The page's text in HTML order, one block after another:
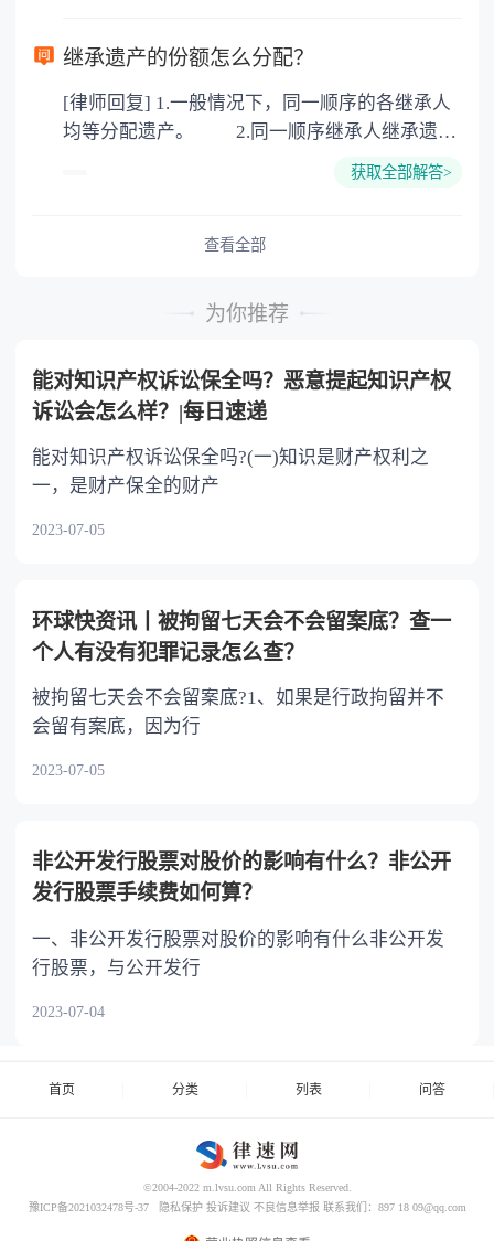
以防对财产继承发生纠纷，可以对遗产继承进行
公证。
继承遗产的份额怎么分配？
[律师回复] 1.一般情况下，同一顺序的各继承人
均等分配遗产。 2.同一顺序继承人继承遗产
或者与被继承人共同生活的继承人，分配遗产
的继承人，不尽扶养义务的，分配遗产时，应当
获取全部解答>
查看全部
为你推荐
能对知识产权诉讼保全吗？恶意提起知识产权
诉讼会怎么样？|每日速递
能对知识产权诉讼保全吗?(一)知识是财产权利之
一，是财产保全的财产
2023-07-05
环球快资讯丨被拘留七天会不会留案底？查一
个人有没有犯罪记录怎么查？
被拘留七天会不会留案底?1、如果是行政拘留并不
会留有案底，因为行
2023-07-05
非公开发行股票对股价的影响有什么？非公开
发行股票手续费如何算？
一、非公开发行股票对股价的影响有什么非公开发
行股票，与公开发行
2023-07-04
首页 分类 列表 问答
©2004-2022 m.lvsu.com All Rights Reserved.
豫ICP备2021032478号-37
隐私保护 投诉建议 不良信息举报 联系我们：897 18 09@qq.com